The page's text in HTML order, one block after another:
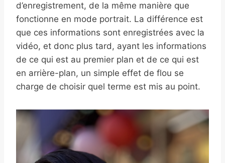
d’enregistrement, de la même manière que
fonctionne en mode portrait. La différence est
que ces informations sont enregistrées avec la
vidéo, et donc plus tard, ayant les informations
de ce qui est au premier plan et de ce qui est
en arrière-plan, un simple effet de flou se
charge de choisir quel terme est mis au point.